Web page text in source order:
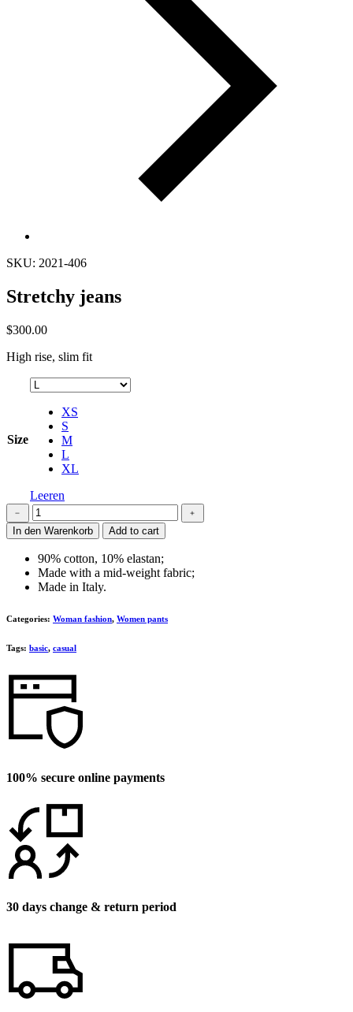
SKU: 2021-406
Stretchy jeans
$300.00
High rise, slim fit
Size
XS
S
M
L
XL
Leeren
Stretchy
jeans
Menge
﹣
﹢
In den Warenkorb
Add to cart
90% cotton, 10% elastan;
Made with a mid-weight fabric;
Made in Italy.
Categories: Woman fashion, Women pants
Tags: basic, casual
100% secure online payments
30 days change & return period